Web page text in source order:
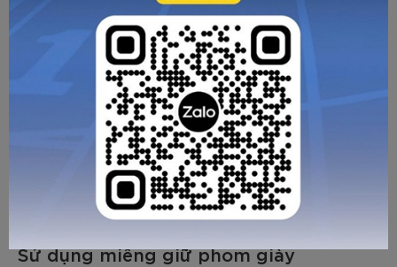
- Dùng khăn ẩm, sạch để lau sơ toàn bộ đôi giày một lượt.
Tháo riêng dây và lót để vệ sinh riêng; 2 bộ phận này các
bạn có thể giặt trong nước.
- Nhỏ 1 vài giọt dung dịch vệ sinh giày lên bề mặt da, dùng
bàn chải loại có sợi mềm (tương tự như bàn chải đánh răng)
để chà lên bề mặt da, tập trung vào các vết bẩn cứng đầu.
- Dùng khăn ẩm để lau lại vài lần cho sạch hết bọt và vết
- Để giày ở nhiệt độ phòng cho tới khi khô hẳn, tuyệt đối
không phơi dưới ánh nắng mặt trời gay gắt.
Sử dụng miếng giữ phom giày